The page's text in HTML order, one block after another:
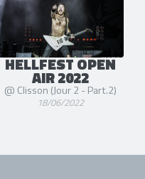
HELLFEST OPEN
AIR 2022
@ Clisson (Jour 2 - Part.2)
18/06/2022